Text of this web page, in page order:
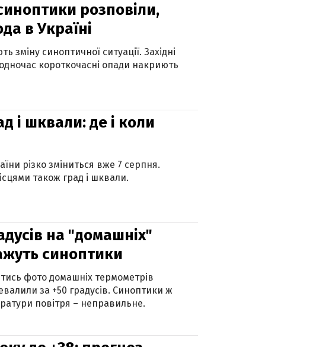
розповіли,
в Україні
синоптичної ситуації. Західні
короткочасні опади накриють
і шквали: де і коли
різко зміниться вже 7 серпня.
також град і шквали.
на "домашніх"
синоптики
фото домашніх термометрів
за +50 градусів. Синоптики ж
повітря – неправильне.